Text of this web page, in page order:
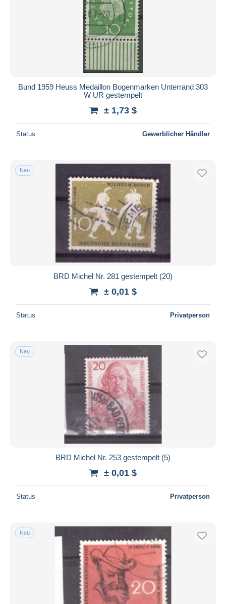
Übernehmen
Bund 1959 Heuss Medaillon Bogenmarken Unterrand 303
W UR gestempelt
± 1,73 $
Status Gewerblicher Händler
Neu
BRD Michel Nr. 281 gestempelt (20)
± 0,01 $
Status Privatperson
Neu
BRD Michel Nr. 253 gestempelt (5)
± 0,01 $
Status Privatperson
Neu